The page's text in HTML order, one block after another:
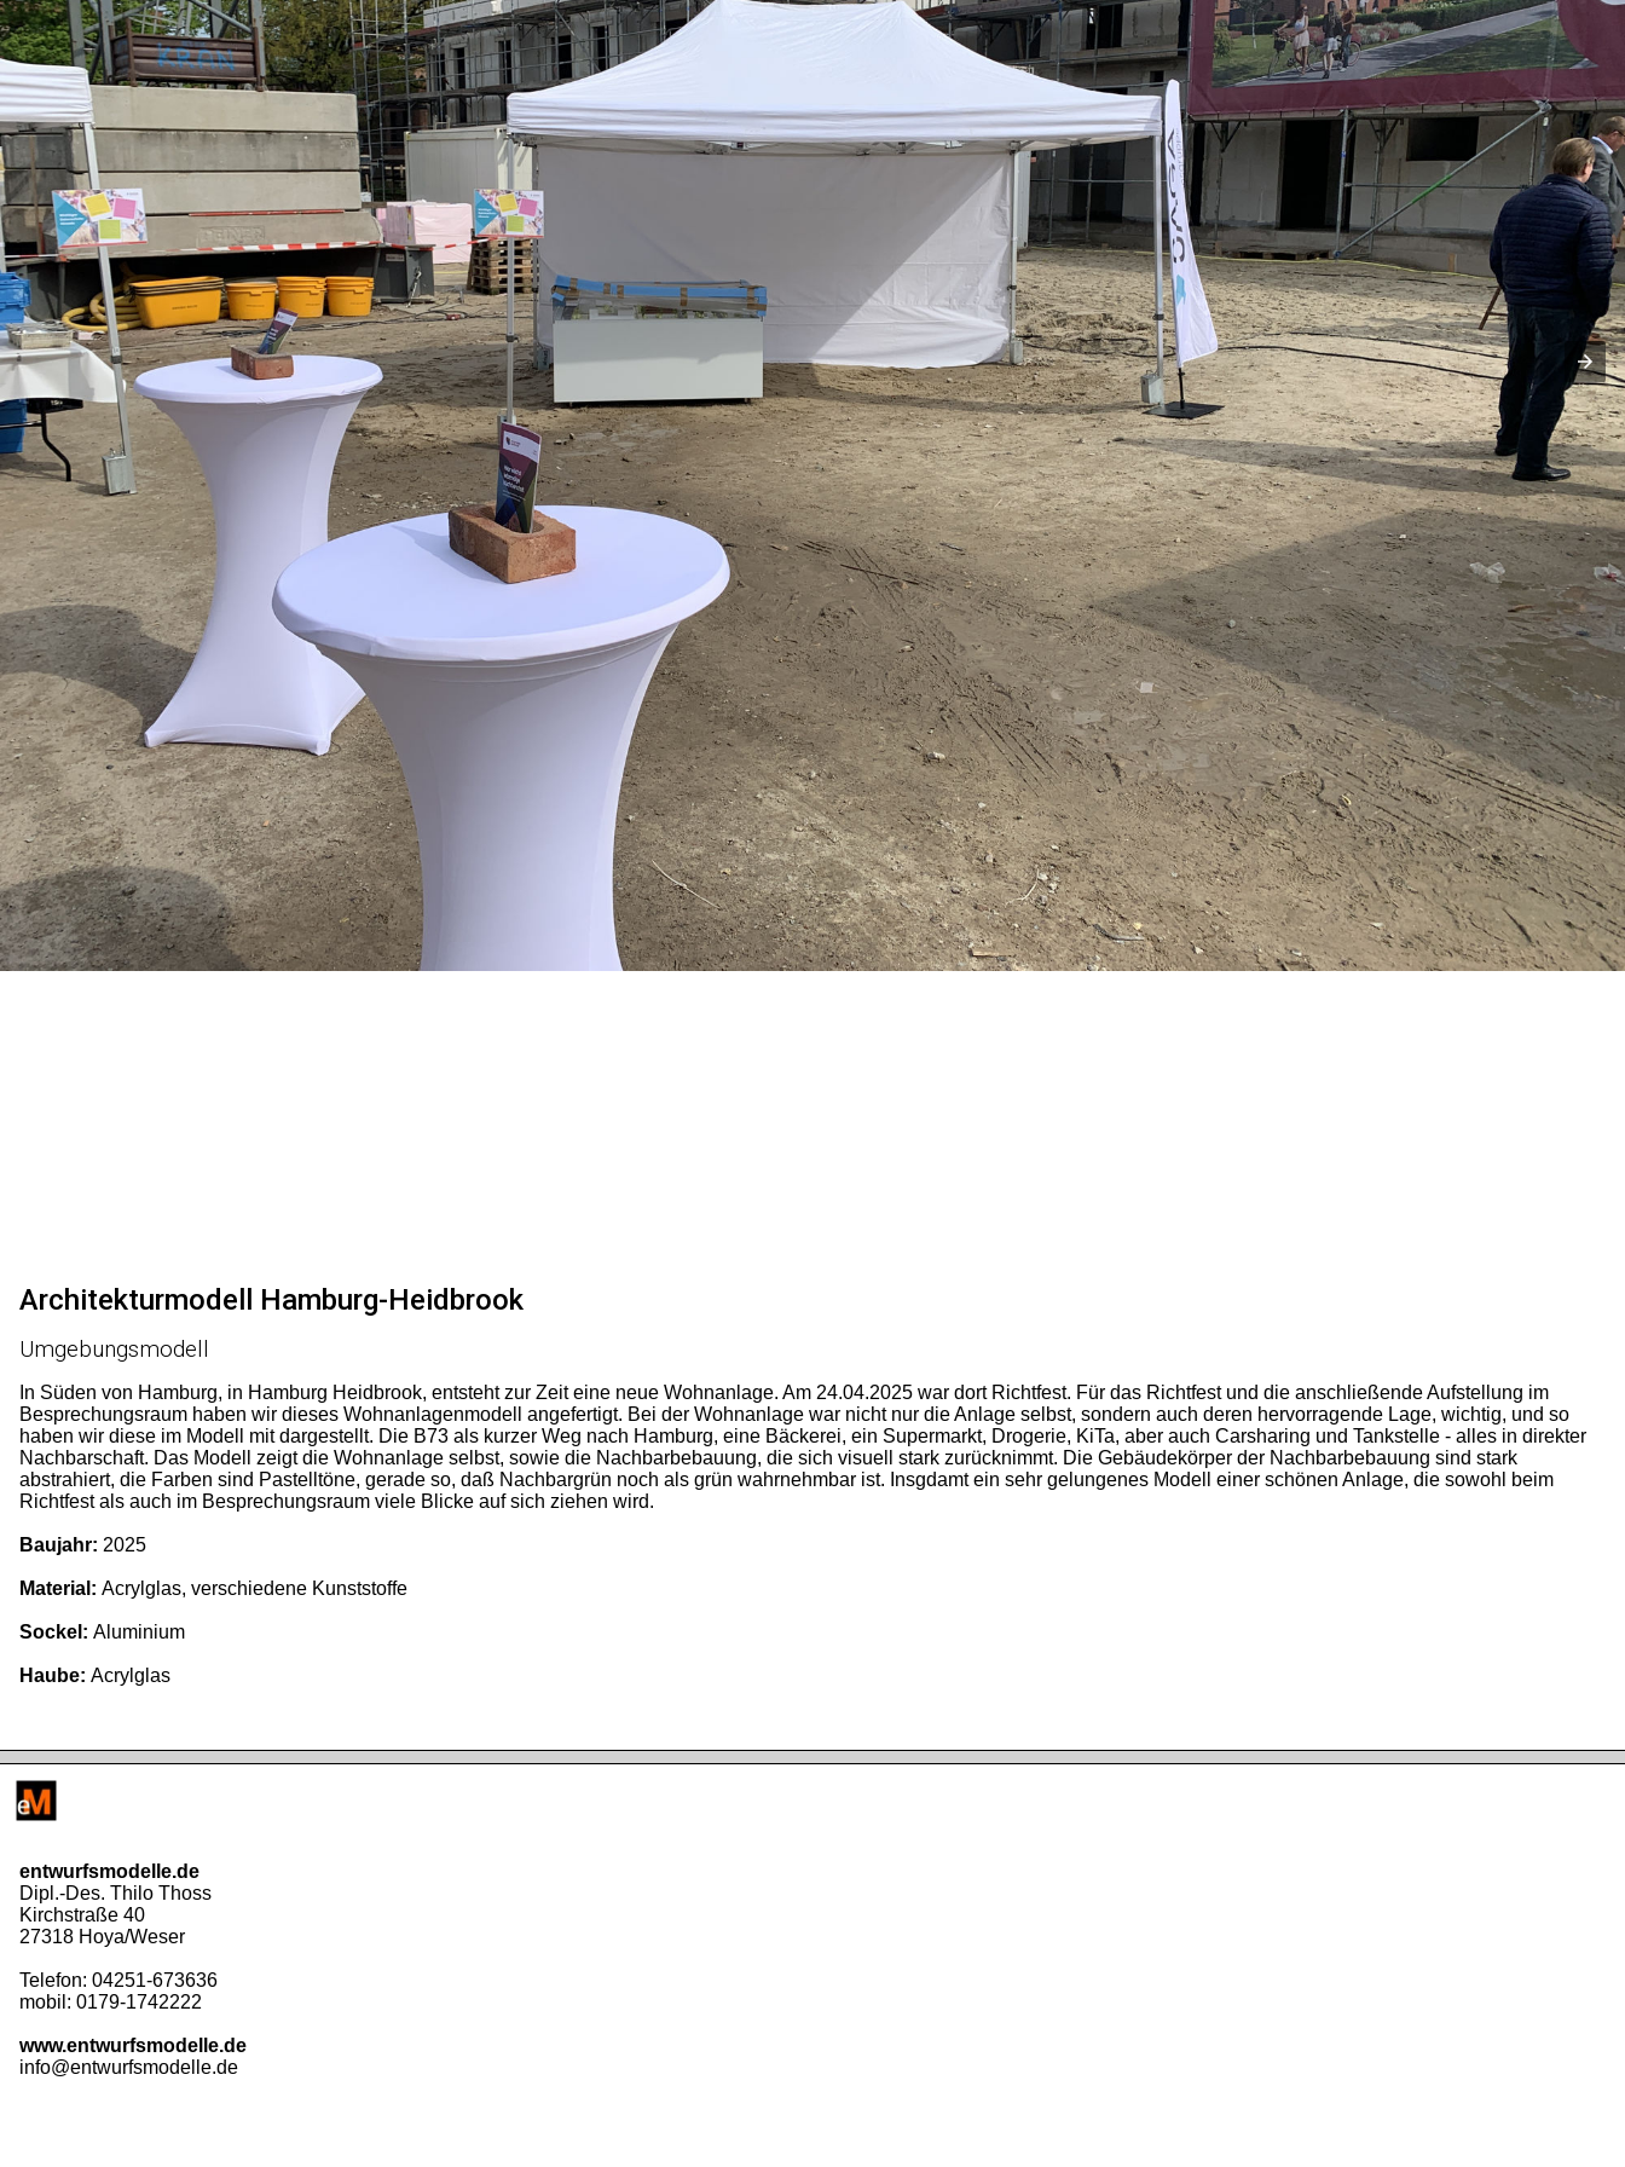
Architekturmodell Hamburg-Heidbrook
Umgebungsmodell
In Süden von Hamburg, in Hamburg Heidbrook, entsteht zur Zeit eine neue Wohnanlage. Am 24.04.2025 war dort Richtfest. Für das Richtfest und die anschließende Aufstellung im
Besprechungsraum haben wir dieses Wohnanlagenmodell angefertigt. Bei der Wohnanlage war nicht nur die Anlage selbst, sondern auch deren hervorragende Lage, wichtig, und so
haben wir diese im Modell mit dargestellt. Die B73 als kurzer Weg nach Hamburg, eine Bäckerei, ein Supermarkt, Drogerie, KiTa, aber auch Carsharing und Tankstelle - alles in direkter
Nachbarschaft. Das Modell zeigt die Wohnanlage selbst, sowie die Nachbarbebauung, die sich visuell stark zurücknimmt. Die Gebäudekörper der Nachbarbebauung sind stark
abstrahiert, die Farben sind Pastelltöne, gerade so, daß Nachbargrün noch als grün wahrnehmbar ist. Insgdamt ein sehr gelungenes Modell einer schönen Anlage, die sowohl beim
Richtfest als auch im Besprechungsraum viele Blicke auf sich ziehen wird.
Baujahr: 2025
Material: Acrylglas, verschiedene Kunststoffe
Sockel: Aluminium
Haube: Acrylglas
entwurfsmodelle.de
Dipl.-Des. Thilo Thoss
Kirchstraße 40
27318 Hoya/Weser
Telefon: 04251-673636
mobil: 0179-1742222
www.entwurfsmodelle.de
info@entwurfsmodelle.de